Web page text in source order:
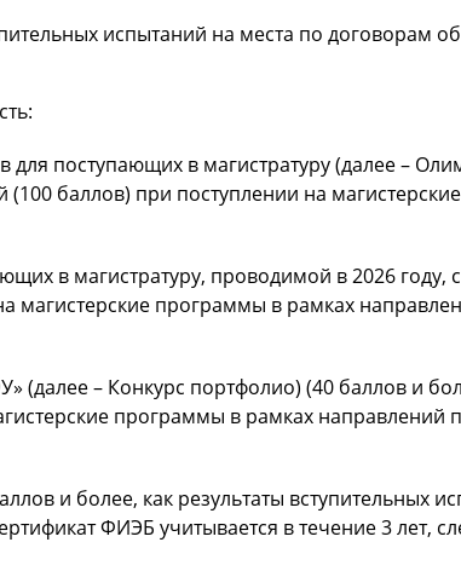
испытаний на места по договорам
поступающих в магистратуру (далее –
баллов) при поступлении на
в магистратуру, проводимой в 2026 году,
магистерские программы в рамках
(далее – Конкурс портфолио) (40 баллов и
программы в рамках направлений
и более, как результаты вступительных
ФИЭБ учитывается в течение 3 лет,